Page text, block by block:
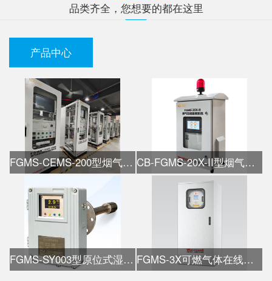
品类齐全，您想要的都在这里
产品中心
FGMS-CEMS-200型烟气在线监测系统 CB-FGMS-20X-II型烟气在线监测系统
FGMS-SY003型原位式湿氧检测仪 FGMS-3X可燃气体在线热值仪